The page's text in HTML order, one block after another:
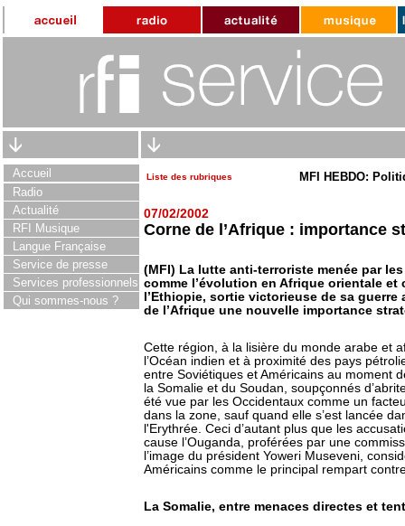
Accueil
Radio
Actualité
RFI Musique
Langue Française
Service de presse
Services professionnels
Qui sommes-nous ?
Liste des rubriques MFI HEBDO:
07/02/2002
Corne de l’Afrique : importance
(MFI) La lutte anti-terroriste menée par
comme l’évolution en Afrique orientale
l’Ethiopie, sortie victorieuse de sa guerre
de l’Afrique une nouvelle importance
Cette région, à la lisière du monde arabe et
l’Océan indien et à proximité des pays
entre Soviétiques et Américains au moment
la Somalie et du Soudan, soupçonnés
été vue par les Occidentaux comme un
dans la zone, sauf quand elle s’est lancée
l'Erythrée. Ceci d’autant plus que les
cause l’Ouganda, proférées par une
l’image du président Yoweri Museveni,
Américains comme le principal rempart
La Somalie, entre menaces directes et